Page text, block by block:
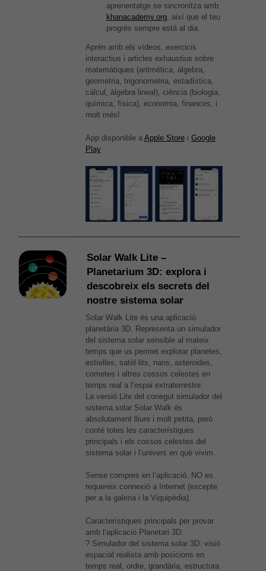
aprenentatge se sincronitza amb
khanacademy.org, així que el teu
progrés sempre està al dia.
Aprèn amb els vídeos, exercicis
interactius i articles exhaustius sobre
matemàtiques (aritmètica, àlgebra,
geometria, trigonometria, estadística,
càlcul, àlgebra lineal), ciència (biologia,
química, física), economia, finances, i
molt més!
App disponible a Apple Storei Google
Play
Solar Walk Lite –
Planetarium 3D: explora i
descobreix els secrets del
nostre sistema solar
Solar Walk Lite és una aplicació
planetària 3D. Representa un simulador
del sistema solar sensible al mateix
temps que us permet explorar planetes,
estrelles, satèl·lits, nans, asteroides,
cometes i altres cossos celestes en
temps real a l’espai extraterrestre.
La versió Lite del conegut simulador del
sistema solar Solar Walk és
absolutament lliure i molt petita, però
conté totes les característiques
principals i els cossos celestes del
sistema solar i l’univers en què vivim.
Sense compres en l’aplicació. NO es
requereix connexió a Internet (excepte
per a la galeria i la Viquipèdia).
Característiques principals per provar
amb l’aplicació Planetari 3D:
? Simulador del sistema solar 3D: visió
espacial realista amb posicions en
temps real, ordre, grandària, estructura